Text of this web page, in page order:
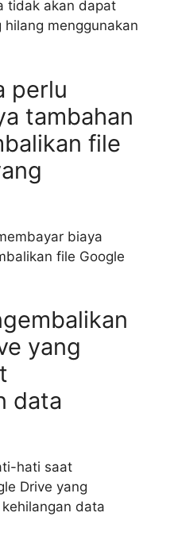
tidak akan dapat
menggunakan
perlu
tambahan
file
biaya
file Google
yang
data
hati saat
Drive yang
data